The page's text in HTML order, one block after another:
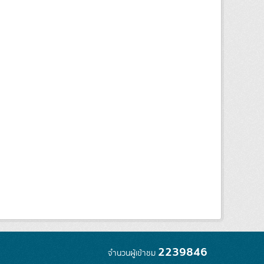
จำนวนผู้เข้าชม 2239846